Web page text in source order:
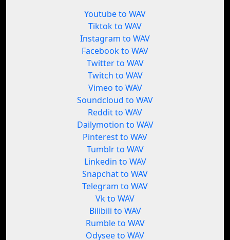
Youtube to WAV
Tiktok to WAV
Instagram to WAV
Facebook to WAV
Twitter to WAV
Twitch to WAV
Vimeo to WAV
Soundcloud to WAV
Reddit to WAV
Dailymotion to WAV
Pinterest to WAV
Tumblr to WAV
Linkedin to WAV
Snapchat to WAV
Telegram to WAV
Vk to WAV
Bilibili to WAV
Rumble to WAV
Odysee to WAV